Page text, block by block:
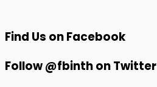
Find Us on Facebook
Follow @fbinth on Twitter